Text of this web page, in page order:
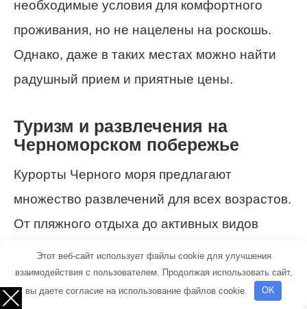
необходимые условия для комфортного
проживания, но не нацелены на роскошь.
Однако, даже в таких местах можно найти
радушный прием и приятные цены.
Туризм и развлечения на
Черноморском побережье
Курорты Черного моря предлагают
множество развлечений для всех возрастов.
От пляжного отдыха до активных видов
душе.
Этот веб-сайт использует файлы cookie для улучшения
взаимодействия с пользователем. Продолжая использовать сайт,
вы даете согласие на использование файлов cookie.
OK